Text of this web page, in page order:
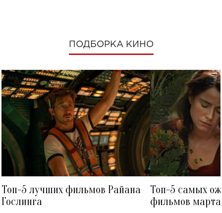
ПОДБОРКА КИНО
Топ-5 лучших фильмов Райана
Гослинга
Топ-5 самых
фильмов